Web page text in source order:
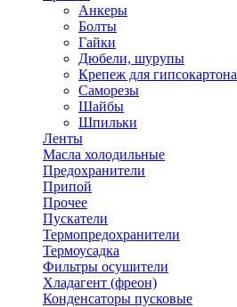
Анкеры
Болты
Гайки
Дюбели, шурупы
Крепеж для гипсокартона
Саморезы
Шайбы
Шпильки
Ленты
Масла холодильные
Предохранители
Припой
Прочее
Пускатели
Термопредохранители
Термоусадка
Фильтры осушители
Хладагент (фреон)
Конденсаторы пусковые